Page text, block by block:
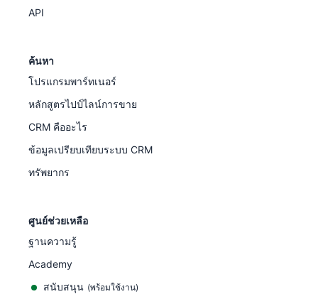
API
ค้นหา
โปรแกรมพาร์ทเนอร์
หลักสูตรไปป์ไลน์การขาย
CRM คืออะไร
ข้อมูลเปรียบเทียบระบบ CRM
ทรัพยากร
ศูนย์ช่วยเหลือ
ฐานความรู้
Academy
สนับสนุน (พร้อมใช้งาน)